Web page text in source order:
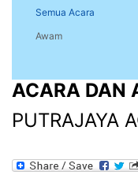
Semua Acara
Awam
ACARA DAN
PUTRAJAYA